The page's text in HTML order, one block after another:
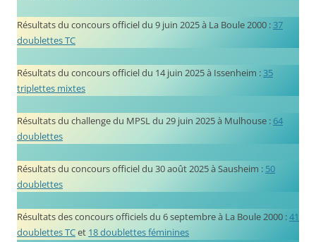
Résultats du concours officiel du 9 juin 2025 à La Boule 2000 : 37
doublettes TC
Résultats du concours officiel du 14 juin 2025 à Issenheim : 35
triplettes mixtes
Résultats du challenge du MPSL du 29 juin 2025 à Mulhouse : 64
doublettes
Résultats du concours officiel du 30 août 2025 à Sausheim : 50
doublettes
Résultats des concours officiels du 6 septembre à La Boule 2000 :41
doublettes TCet 18 doublettes féminines